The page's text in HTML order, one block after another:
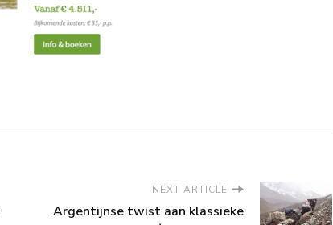
NEXT ARTICLE
Argentijnse twist aan klassieke